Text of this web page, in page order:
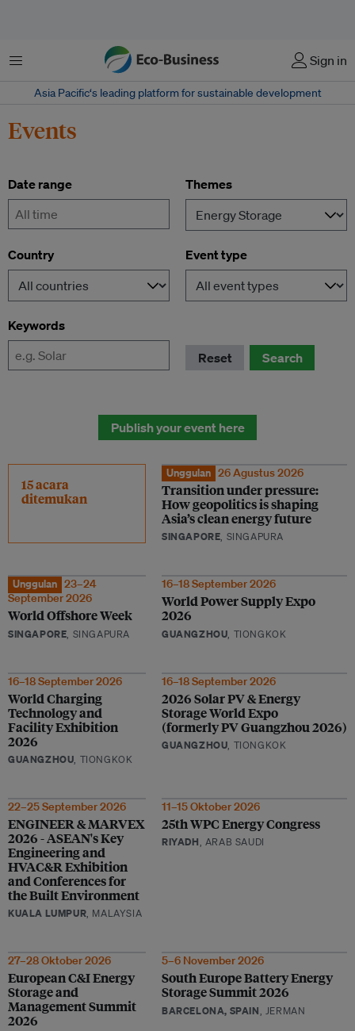
Menu Sign in
Asia Pacific‘s leading platform for sustainable development
Events
Date range
-
Themes
Country Event type
Keywords
Reset Search
Publish your event here
15 acara
ditemukan
Unggulan 26 Agustus 2026
Transition under pressure:
How geopolitics is shaping
Asia’s clean energy future
SINGAPORE, SINGAPURA
Unggulan 23–24
September 2026
World Offshore Week
SINGAPORE, SINGAPURA
16–18 September 2026
World Power Supply Expo
2026
GUANGZHOU, TIONGKOK
16–18 September 2026
World Charging
Technology and
Facility Exhibition
2026
GUANGZHOU, TIONGKOK
16–18 September 2026
2026 Solar PV & Energy
Storage World Expo
(formerly PV Guangzhou 2026)
GUANGZHOU, TIONGKOK
22–25 September 2026
ENGINEER & MARVEX
2026 - ASEAN's Key
Engineering and
HVAC&R Exhibition
and Conferences for
the Built Environment
KUALA LUMPUR, MALAYSIA
11–15 Oktober 2026
25th WPC Energy Congress
RIYADH, ARAB SAUDI
27–28 Oktober 2026
European C&I Energy
Storage and
Management Summit
2026
5–6 November 2026
South Europe Battery Energy
Storage Summit 2026
BARCELONA, SPAIN, JERMAN